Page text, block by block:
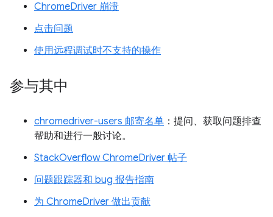
ChromeDriver 崩溃
点击问题
使用远程调试时不支持的操作
参与其中
chromedriver-users 邮寄名单 ：提问、获取问题排查
帮助和进行一般讨论。
StackOverflow ChromeDriver 帖子
问题跟踪器和 bug 报告指南
为 ChromeDriver 做出贡献